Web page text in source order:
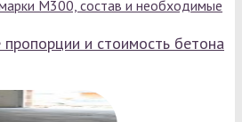
и стоимость бетона